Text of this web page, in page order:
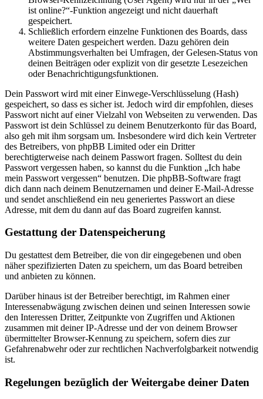
ist online?“-Funktion angezeigt und nicht dauerhaft
gespeichert.
Schließlich erfordern einzelne Funktionen des Boards, dass
weitere Daten gespeichert werden. Dazu gehören dein
Abstimmungsverhalten bei Umfragen, der Gelesen-Status von
deinen Beiträgen oder explizit von dir gesetzte Lesezeichen
oder Benachrichtigungsfunktionen.
Dein Passwort wird mit einer Einwege-Verschlüsselung (Hash)
gespeichert, so dass es sicher ist. Jedoch wird dir empfohlen, dieses
Passwort nicht auf einer Vielzahl von Webseiten zu verwenden. Das
Passwort ist dein Schlüssel zu deinem Benutzerkonto für das Board,
also geh mit ihm sorgsam um. Insbesondere wird dich kein Vertreter
des Betreibers, von phpBB Limited oder ein Dritter
berechtigterweise nach deinem Passwort fragen. Solltest du dein
Passwort vergessen haben, so kannst du die Funktion „Ich habe
mein Passwort vergessen“ benutzen. Die phpBB-Software fragt
dich dann nach deinem Benutzernamen und deiner E-Mail-Adresse
und sendet anschließend ein neu generiertes Passwort an diese
Adresse, mit dem du dann auf das Board zugreifen kannst.
Gestattung der Datenspeicherung
Du gestattest dem Betreiber, die von dir eingegebenen und oben
näher spezifizierten Daten zu speichern, um das Board betreiben
und anbieten zu können.
Darüber hinaus ist der Betreiber berechtigt, im Rahmen einer
Interessenabwägung zwischen deinen und seinen Interessen sowie
den Interessen Dritter, Zeitpunkte von Zugriffen und Aktionen
zusammen mit deiner IP-Adresse und der von deinem Browser
übermittelter Browser-Kennung zu speichern, sofern dies zur
Gefahrenabwehr oder zur rechtlichen Nachverfolgbarkeit notwendig
ist.
Regelungen bezüglich der Weitergabe deiner Daten